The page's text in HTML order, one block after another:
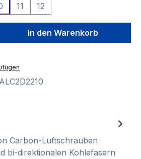
11 12
Gib den
In den Warenkorb
Carbon-Luftschrauben
bi-direktionalen Kohlefasern